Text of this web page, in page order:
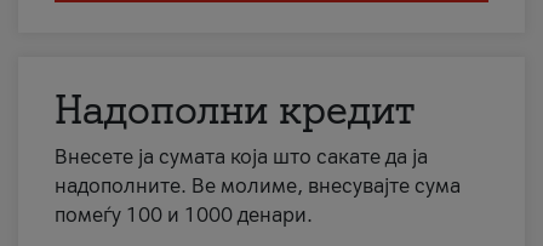
Надополни кредит
Внесете ја сумата која што сакате да ја
надополните. Ве молиме, внесувајте сума
помеѓу 100 и 1000 денари.